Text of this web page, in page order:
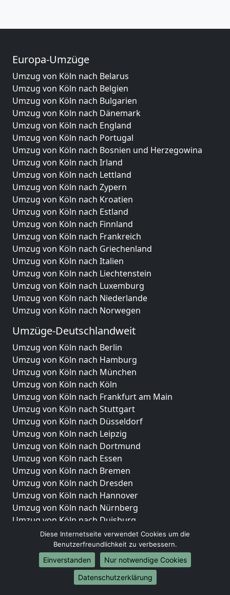
Europa-Umzüge
Umzug von Köln nach Belarus
Umzug von Köln nach Belgien
Umzug von Köln nach Bulgarien
Umzug von Köln nach Dänemark
Umzug von Köln nach England
Umzug von Köln nach Portugal
Umzug von Köln nach Bosnien und Herzegowina
Umzug von Köln nach Irland
Umzug von Köln nach Lettland
Umzug von Köln nach Zypern
Umzug von Köln nach Kroatien
Umzug von Köln nach Estland
Umzug von Köln nach Finnland
Umzug von Köln nach Frankreich
Umzug von Köln nach Griechenland
Umzug von Köln nach Italien
Umzug von Köln nach Liechtenstein
Umzug von Köln nach Luxemburg
Umzug von Köln nach Niederlande
Umzug von Köln nach Norwegen
Umzüge-Deutschlandweit
Umzug von Köln nach Berlin
Umzug von Köln nach Hamburg
Umzug von Köln nach München
Umzug von Köln nach Köln
Umzug von Köln nach Frankfurt am Main
Umzug von Köln nach Stuttgart
Umzug von Köln nach Düsseldorf
Umzug von Köln nach Leipzig
Umzug von Köln nach Dortmund
Umzug von Köln nach Essen
Umzug von Köln nach Bremen
Umzug von Köln nach Dresden
Umzug von Köln nach Hannover
Umzug von Köln nach Nürnberg
Umzug von Köln nach Duisburg
Umzug von Köln nach Bochum
Umzug von Köln nach Wuppertal
Umzug von Köln nach Bielefeld
Umzug von Köln nach Bonn
Umzug von Köln nach Münster
Diese Internetseite verwendet Cookies um die
Benutzerfreundlichkeit zu verbessern.
Einverstanden
Nur notwendige Cookies
Datenschutzerklärung